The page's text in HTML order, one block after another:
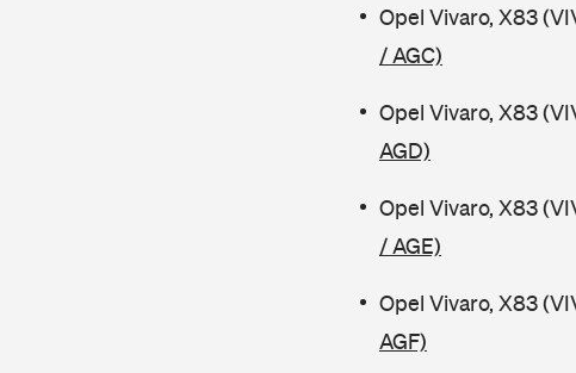
Opel Vivaro, X83
/ AGC)
Opel Vivaro, X83
AGD)
Opel Vivaro, X83
/ AGE)
Opel Vivaro, X83
AGF)